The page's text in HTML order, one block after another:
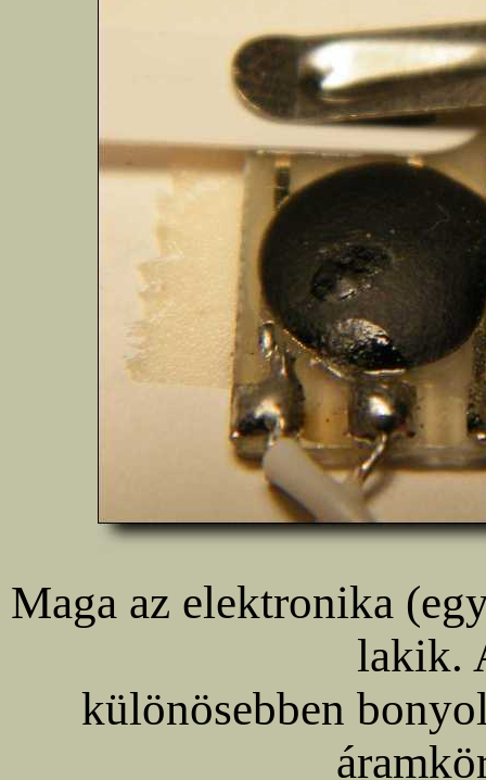
Maga az elektronika
lakik.
különösebben